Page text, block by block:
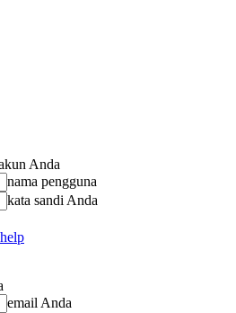
Anda
nama pengguna
kata sandi Anda
email Anda